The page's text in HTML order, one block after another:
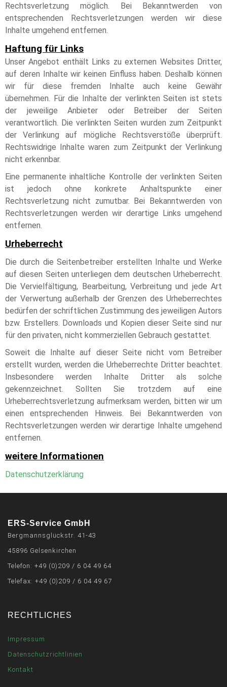
Rechtsverletzung möglich. Bei Bekanntwerden von
entsprechenden Rechtsverletzungen werden wir diese
Inhalte umgehend entfernen.
Haftung für Links
Unser Angebot enthält Links zu externen Websites Dritter,
auf deren Inhalte wir keinen Einfluss haben. Deshalb können
wir für diese fremden Inhalte auch keine Gewähr
übernehmen. Für die Inhalte der verlinkten Seiten ist stets
der jeweilige Anbieter oder Betreiber der Seiten
verantwortlich. Die verlinkten Seiten wurden zum Zeitpunkt
der Verlinkung auf mögliche Rechtsverstöße überprüft.
Rechtswidrige Inhalte waren zum Zeitpunkt der Verlinkung
nicht erkennbar.
Eine permanente inhaltliche Kontrolle der verlinkten Seiten
ist jedoch ohne konkrete Anhaltspunkte einer
Rechtsverletzung nicht zumutbar. Bei Bekanntwerden von
Rechtsverletzungen werden wir derartige Links umgehend
entfernen.
Urheberrecht
Die durch die Seitenbetreiber erstellten Inhalte und Werke
auf diesen Seiten unterliegen dem deutschen Urheberrecht.
Die Vervielfältigung, Bearbeitung, Verbreitung und jede Art
der Verwertung außerhalb der Grenzen des Urheberrechtes
bedürfen der schriftlichen Zustimmung des jeweiligen Autors
bzw. Erstellers. Downloads und Kopien dieser Seite sind nur
für den privaten, nicht kommerziellen Gebrauch gestattet.
Soweit die Inhalte auf dieser Seite nicht vom Betreiber
erstellt wurden, werden die Urheberrechte Dritter beachtet.
Insbesondere werden Inhalte Dritter als solche
gekennzeichnet. Sollten Sie trotzdem auf eine
Urheberrechtsverletzung aufmerksam werden, bitten wir um
einen entsprechenden Hinweis. Bei Bekanntwerden von
Rechtsverletzungen werden wir derartige Inhalte umgehend
entfernen.
weitere Informationen
Datenschutzerklärung
ERS-Service GmbH
Bergmannsglückstr. 41-43
45896 Gelsenkirchen
Telefon: +49 (0)209 / 6 04 49 64
Telefax: +49 (0)209 / 6 04 49 67
RECHTLICHES
Impressum
Datenschutzrichtlinien
Kontakt